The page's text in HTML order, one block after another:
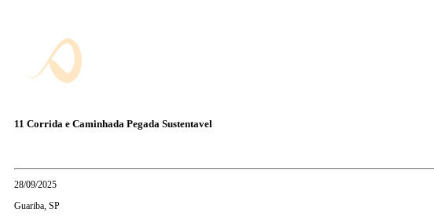
11 Corrida e Caminhada Pegada Sustentavel
28/09/2025
Guariba, SP